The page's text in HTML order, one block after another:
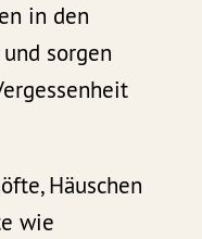
in den
sorgen
Häuschen
wie